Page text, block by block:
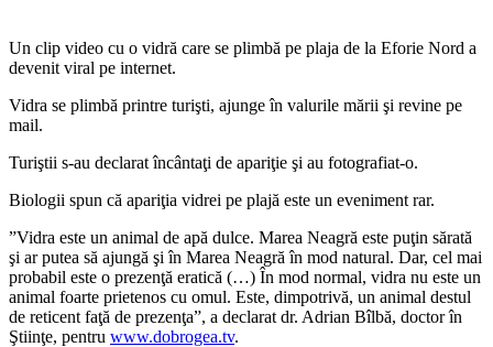
Un clip video cu o vidră care se plimbă pe plaja de la Eforie Nord a
devenit viral pe internet.
Vidra se plimbă printre turişti, ajunge în valurile mării şi revine pe
mail.
Turiştii s-au declarat încântaţi de apariţie şi au fotografiat-o.
Biologii spun că apariţia vidrei pe plajă este un eveniment rar.
”Vidra este un animal de apă dulce. Marea Neagră este puţin sărată
şi ar putea să ajungă şi în Marea Neagră în mod natural. Dar, cel mai
probabil este o prezenţă eratică (…) În mod normal, vidra nu este un
animal foarte prietenos cu omul. Este, dimpotrivă, un animal destul
de reticent faţă de prezenţa”, a declarat dr. Adrian Bîlbă, doctor în
Ştiinţe, pentru www.dobrogea.tv.